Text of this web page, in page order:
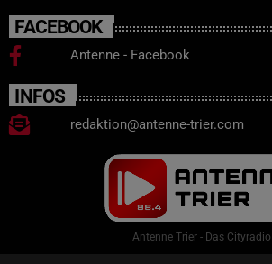
FACEBOOK
Antenne - Facebook
INFOS
redaktion@antenne-trier.com
Antenne Trier - Das Cityradio